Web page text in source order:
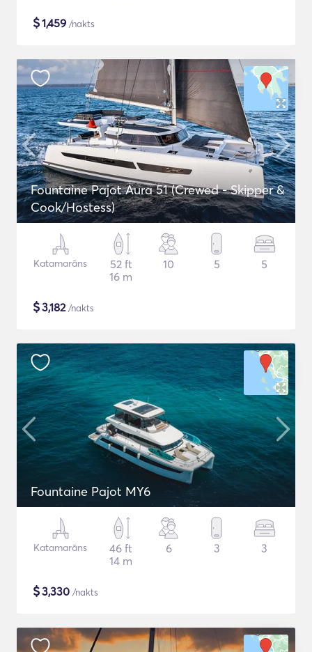
$1,459 /nakts
Fountaine Pajot Aura 51 (Crewed - Skipper &
Cook/Hostess)
Katamarāns
52 ft
16 m
10 5 5
$3,182/nakts
Fountaine Pajot MY6
Katamarāns
46 ft
14 m
6 3 3
$3,330 /nakts